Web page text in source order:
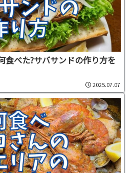
食べた?サバサンドの作り方を
2025.07.07